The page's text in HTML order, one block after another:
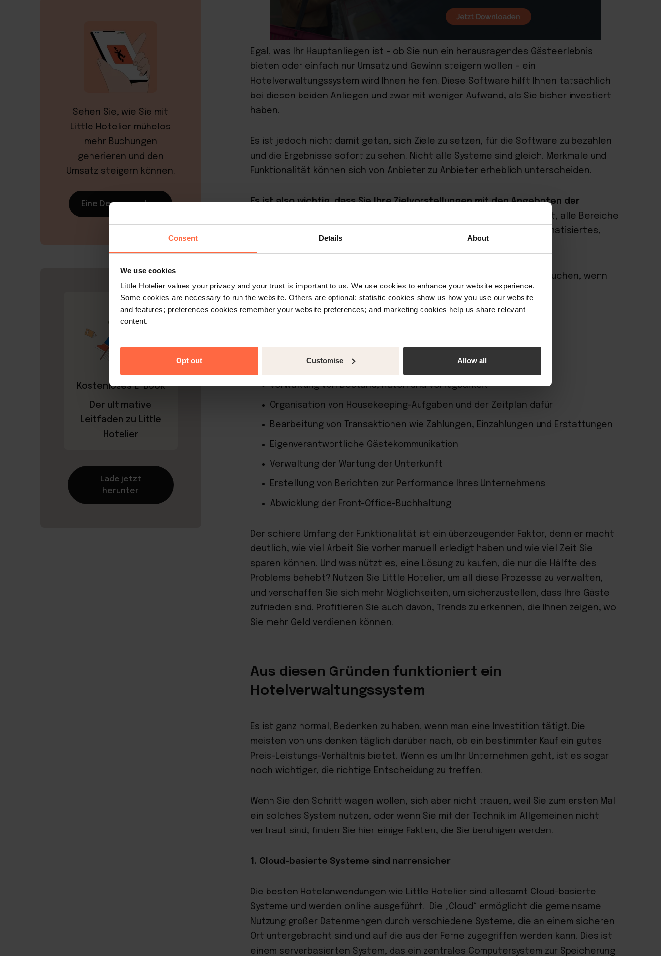
Consent Details About
We use cookies
Little Hotelier values your privacy and your trust is important to us. We use cookies to enhance your website experience.
Some cookies are necessary to run the website. Others are optional: statistic cookies show us how you use our website
and features; preferences cookies remember your website preferences; and marketing cookies help us share relevant
content.
Opt out Customise Allow all
Egal, was Ihr Hauptanliegen ist – ob Sie nun ein herausragendes Gästeerlebnis
bieten oder einfach nur Umsatz und Gewinn steigern wollen – ein
Hotelverwaltungssystem wird Ihnen helfen. Diese Software hilft Ihnen tatsächlich
bei diesen beiden Anliegen und zwar mit weniger Aufwand, als Sie bisher investiert
haben.
Es ist jedoch nicht damit getan, sich Ziele zu setzen, für die Software zu bezahlen
und die Ergebnisse sofort zu sehen. Nicht alle Systeme sind gleich. Merkmale und
Funktionalität können sich von Anbieter zu Anbieter erheblich unterscheiden.
Es ist also wichtig, dass Sie Ihre Zielvorstellungen mit den Angeboten der
Little Hotelier ist bestrebt, alle Bereiche
für kleine Hotels abzudecken und sicherzustellen, dass Sie ein automatisiertes,
Dies sind die Funktionen, die Sie unserer Meinung nach unbedingt brauchen, wenn
Sie sich für ein Hotelverwaltungssystem entscheiden:
Ein- und Auschecken von Gästen
Verwaltung der Buchungsdetails von Gästen und Gästeprofilen
Verwaltung von Bestand, Raten und Verfügbarkeit
Organisation von Housekeeping-Aufgaben und der Zeitplan dafür
Bearbeitung von Transaktionen wie Zahlungen, Einzahlungen und Erstattungen
Eigenverantwortliche Gästekommunikation
Verwaltung der Wartung der Unterkunft
Erstellung von Berichten zur Performance Ihres Unternehmens
Abwicklung der Front-Office-Buchhaltung
Der schiere Umfang der Funktionalität ist ein überzeugender Faktor, denn er macht
deutlich, wie viel Arbeit Sie vorher manuell erledigt haben und wie viel Zeit Sie
sparen können. Und was nützt es, eine Lösung zu kaufen, die nur die Hälfte des
Problems behebt? Nutzen Sie Little Hotelier, um all diese Prozesse zu verwalten,
und verschaffen Sie sich mehr Möglichkeiten, um sicherzustellen, dass Ihre Gäste
zufrieden sind. Profitieren Sie auch davon, Trends zu erkennen, die Ihnen zeigen, wo
Sie mehr Geld verdienen können.
Aus diesen Gründen funktioniert ein
Hotelverwaltungssystem
Es ist ganz normal, Bedenken zu haben, wenn man eine Investition tätigt. Die
meisten von uns denken täglich darüber nach, ob ein bestimmter Kauf ein gutes
Preis-Leistungs-Verhältnis bietet. Wenn es um Ihr Unternehmen geht, ist es sogar
noch wichtiger, die richtige Entscheidung zu treffen.
Wenn Sie den Schritt wagen wollen, sich aber nicht trauen, weil Sie zum ersten Mal
ein solches System nutzen, oder wenn Sie mit der Technik im Allgemeinen nicht
vertraut sind, finden Sie hier einige Fakten, die Sie beruhigen werden.
1. Cloud-basierte Systeme sind narrensicher
Die besten Hotelanwendungen wie Little Hotelier sind allesamt Cloud-basierte
Systeme und werden online ausgeführt. Die „Cloud“ ermöglicht die gemeinsame
Nutzung großer Datenmengen durch verschiedene Systeme, die an einem sicheren
Ort untergebracht sind und auf die aus der Ferne zugegriffen werden kann. Dies ist
einem serverbasierten System, das ein zentrales Computersystem zur Speicherung
Sehen Sie, wie Sie mit
Little Hotelier mühelos
mehr Buchungen
generieren und den
Umsatz steigern können.
Eine Demo ansehen
Kostenloses E-Book
Der ultimative
Leitfaden zu Little
Hotelier
Lade jetzt
herunter